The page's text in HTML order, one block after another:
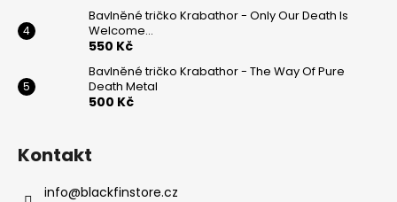
Bavlněné tričko Krabathor - Only Our Death Is
Welcome...
550 Kč
Bavlněné tričko Krabathor - The Way Of Pure
Death Metal
500 Kč
Kontakt
info@blackfinstore.cz